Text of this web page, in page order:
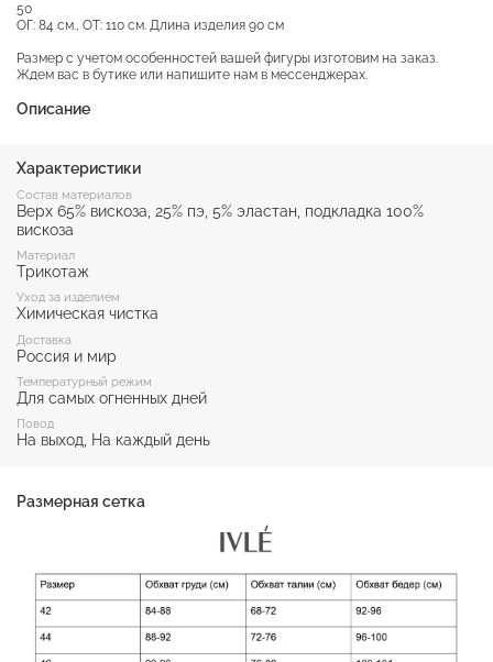
50
ОГ: 84 см., ОТ: 110 см. Длина изделия 90 см
Размер с учетом особенностей вашей фигуры изготовим на заказ.
Ждем вас в бутике или напишите нам в мессенджерах.
Описание
Характеристики
Состав материалов
Верх 65% вискоза, 25% пэ, 5% эластан, подкладка 100%
вискоза
Материал
Трикотаж
Уход за изделием
Химическая чистка
Доставка
Россия и мир
Температурный режим
Для самых огненных дней
Повод
На выход, На каждый день
Размерная сетка